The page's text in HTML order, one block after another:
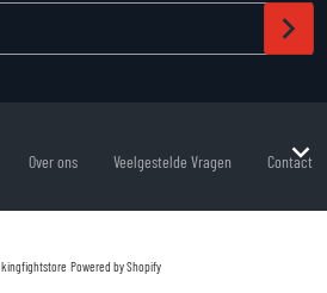
Over ons Veelgestelde Vragen Contact
kingfightstore Powered by Shopify